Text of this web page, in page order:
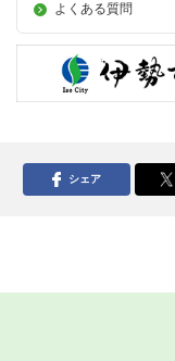
よくある質問
シェア